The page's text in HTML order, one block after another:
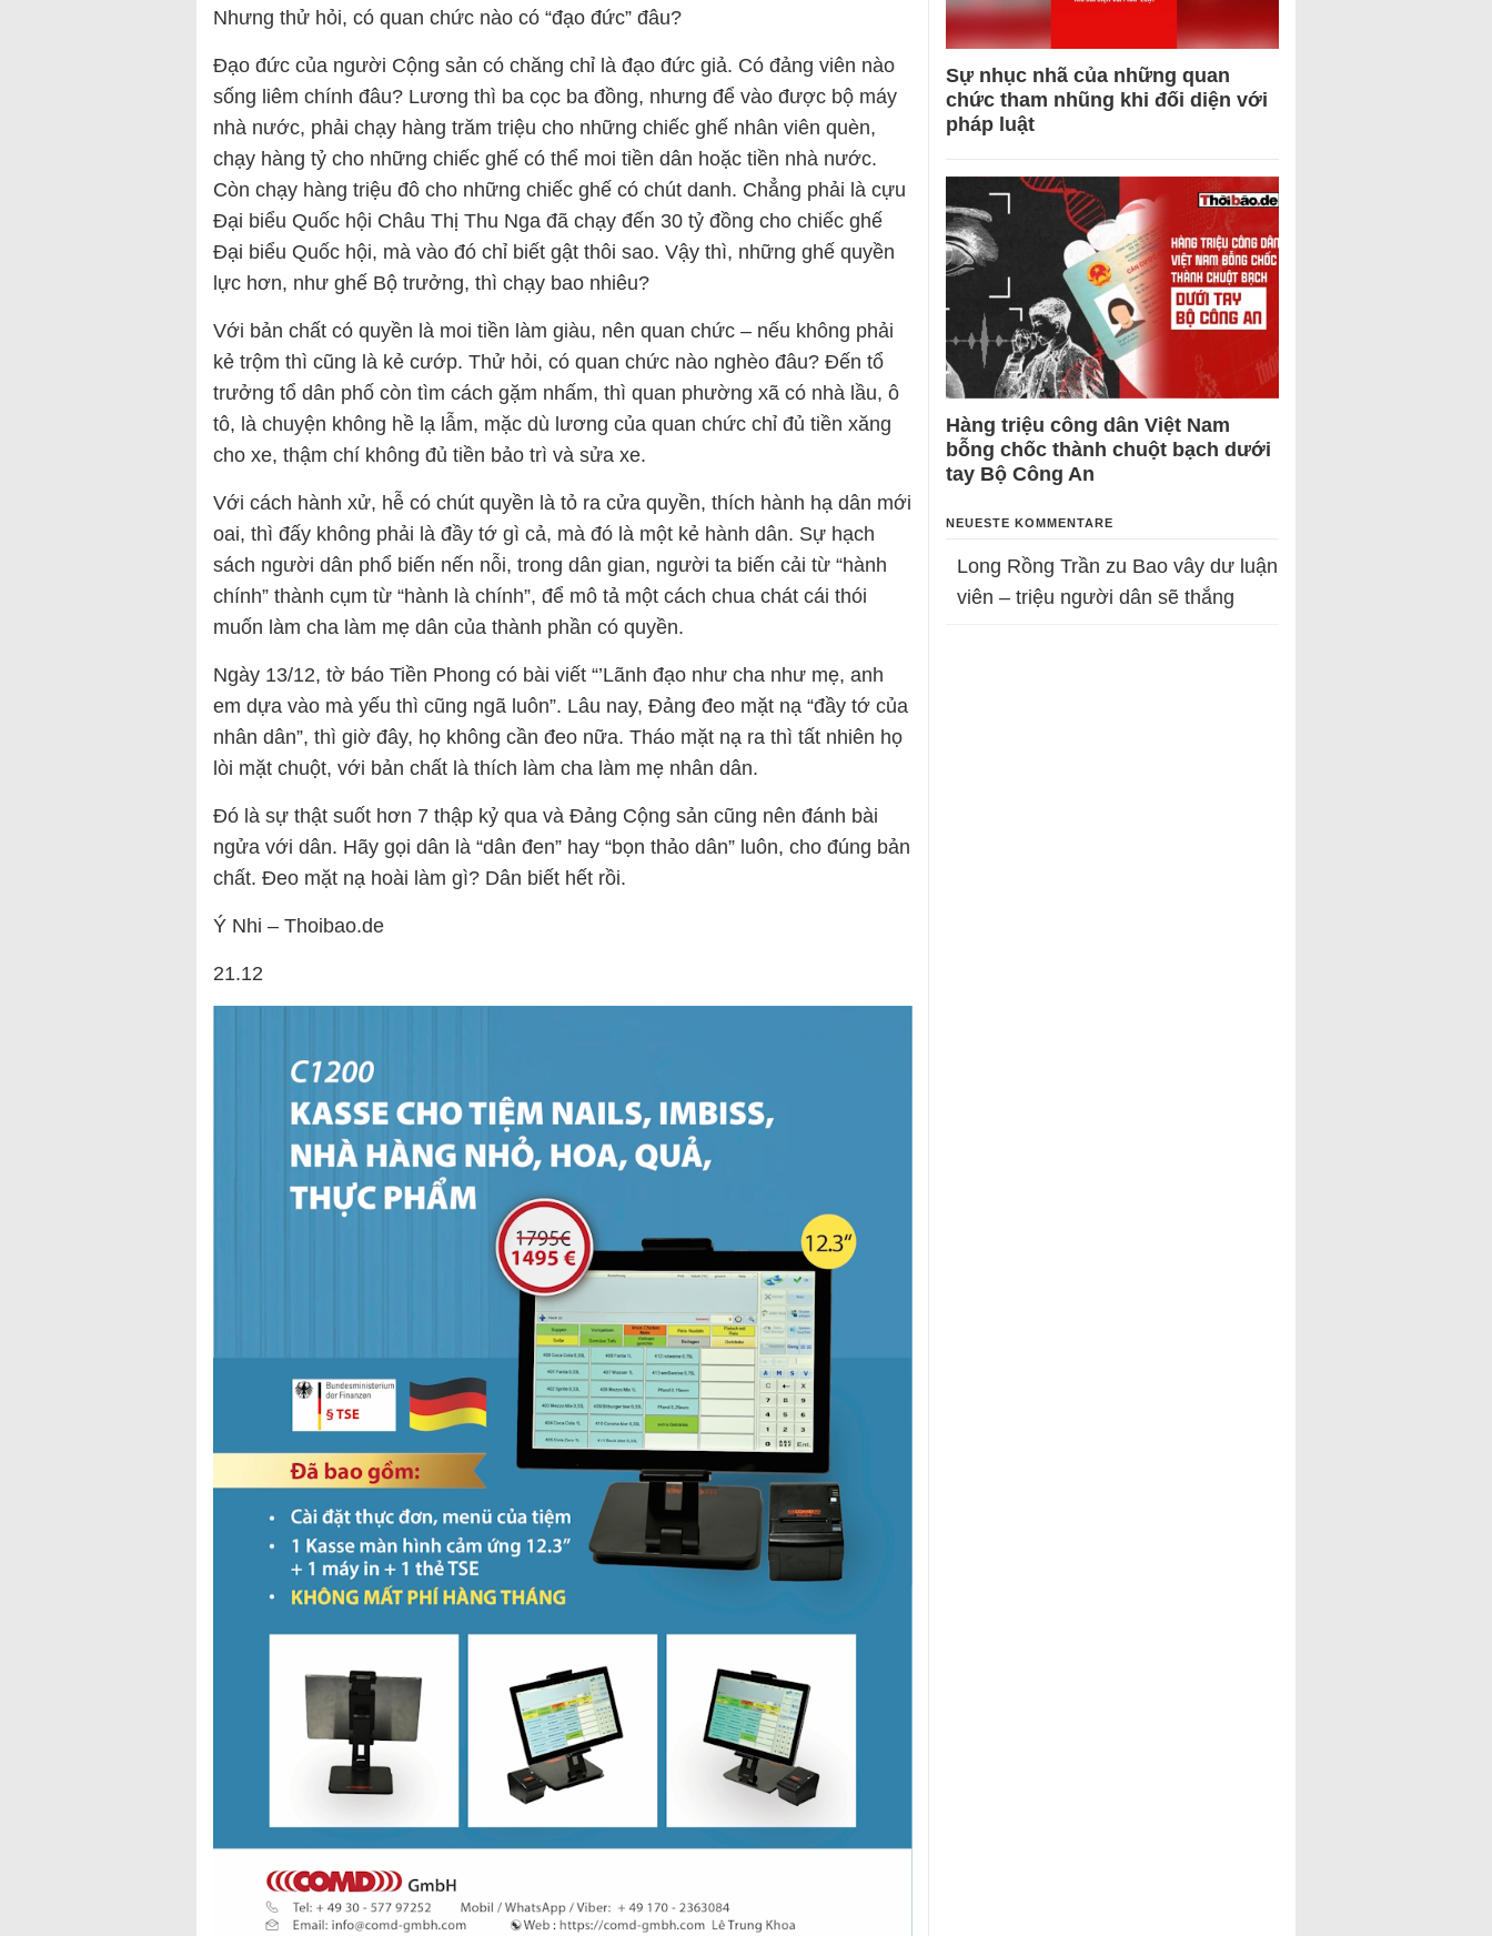
Nhưng thử hỏi, có quan chức nào có “đạo đức” đâu?
Đạo đức của người Cộng sản có chăng chỉ là đạo đức giả. Có đảng viên nào
sống liêm chính đâu? Lương thì ba cọc ba đồng, nhưng để vào được bộ máy
nhà nước, phải chạy hàng trăm triệu cho những chiếc ghế nhân viên quèn,
chạy hàng tỷ cho những chiếc ghế có thể moi tiền dân hoặc tiền nhà nước.
Còn chạy hàng triệu đô cho những chiếc ghế có chút danh. Chẳng phải là cựu
Đại biểu Quốc hội Châu Thị Thu Nga đã chạy đến 30 tỷ đồng cho chiếc ghế
Đại biểu Quốc hội, mà vào đó chỉ biết gật thôi sao. Vậy thì, những ghế quyền
lực hơn, như ghế Bộ trưởng, thì chạy bao nhiêu?
Với bản chất có quyền là moi tiền làm giàu, nên quan chức – nếu không phải
kẻ trộm thì cũng là kẻ cướp. Thử hỏi, có quan chức nào nghèo đâu? Đến tổ
trưởng tổ dân phố còn tìm cách gặm nhấm, thì quan phường xã có nhà lầu, ô
tô, là chuyện không hề lạ lẫm, mặc dù lương của quan chức chỉ đủ tiền xăng
cho xe, thậm chí không đủ tiền bảo trì và sửa xe.
Với cách hành xử, hễ có chút quyền là tỏ ra cửa quyền, thích hành hạ dân mới
oai, thì đấy không phải là đầy tớ gì cả, mà đó là một kẻ hành dân. Sự hạch
sách người dân phổ biến nến nỗi, trong dân gian, người ta biến cải từ “hành
chính” thành cụm từ “hành là chính”, để mô tả một cách chua chát cái thói
muốn làm cha làm mẹ dân của thành phần có quyền.
Ngày 13/12, tờ báo Tiền Phong có bài viết “’Lãnh đạo như cha như mẹ, anh
em dựa vào mà yếu thì cũng ngã luôn”. Lâu nay, Đảng đeo mặt nạ “đầy tớ của
nhân dân”, thì giờ đây, họ không cần đeo nữa. Tháo mặt nạ ra thì tất nhiên họ
lòi mặt chuột, với bản chất là thích làm cha làm mẹ nhân dân.
Đó là sự thật suốt hơn 7 thập kỷ qua và Đảng Cộng sản cũng nên đánh bài
ngửa với dân. Hãy gọi dân là “dân đen” hay “bọn thảo dân” luôn, cho đúng bản
chất. Đeo mặt nạ hoài làm gì? Dân biết hết rồi.
Ý Nhi – Thoibao.de
21.12
Sự nhục nhã của những quan
chức tham nhũng khi đối diện với
pháp luật
Hàng triệu công dân Việt Nam
bỗng chốc thành chuột bạch dưới
tay Bộ Công An
NEUESTE KOMMENTARE
Long Rồng Trần zu Bao vây dư luận
viên – triệu người dân sẽ thắng